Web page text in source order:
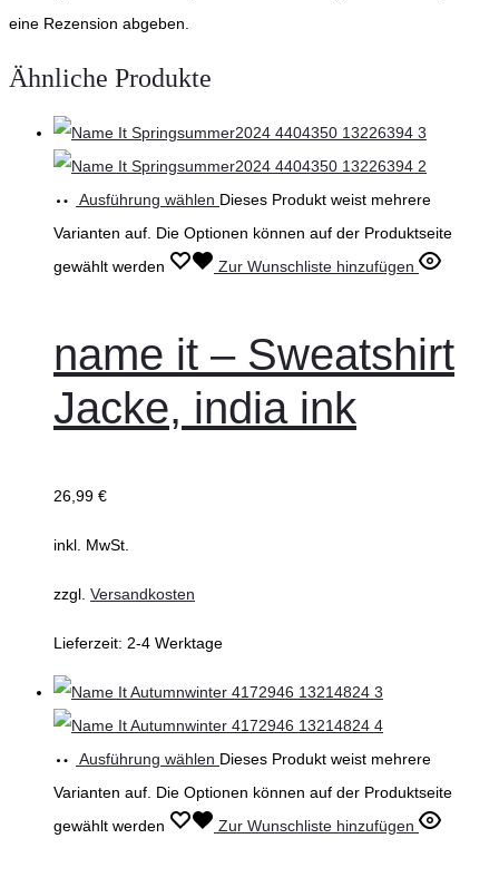
eine Rezension abgeben.
Ähnliche Produkte
Ausführung wählen Dieses Produkt weist mehrere
Varianten auf. Die Optionen können auf der Produktseite
gewählt werden
Zur Wunschliste hinzufügen
name it – Sweatshirt
Jacke, india ink
26,99 €
inkl. MwSt.
zzgl. Versandkosten
Lieferzeit: 2-4 Werktage
Ausführung wählen Dieses Produkt weist mehrere
Varianten auf. Die Optionen können auf der Produktseite
gewählt werden
Zur Wunschliste hinzufügen